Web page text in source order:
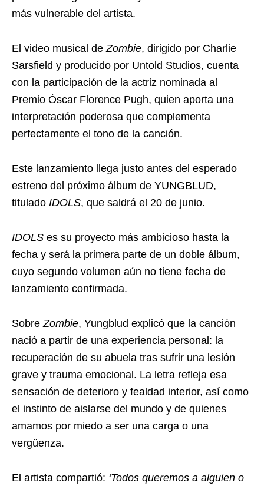
más vulnerable del artista.
El video musical de Zombie, dirigido por Charlie
Sarsfield y producido por Untold Studios, cuenta
con la participación de la actriz nominada al
Premio Óscar Florence Pugh, quien aporta una
interpretación poderosa que complementa
perfectamente el tono de la canción.
Este lanzamiento llega justo antes del esperado
estreno del próximo álbum de YUNGBLUD,
titulado IDOLS, que saldrá el 20 de junio.
IDOLS es su proyecto más ambicioso hasta la
fecha y será la primera parte de un doble álbum,
cuyo segundo volumen aún no tiene fecha de
lanzamiento confirmada.
Sobre Zombie, Yungblud explicó que la canción
nació a partir de una experiencia personal: la
recuperación de su abuela tras sufrir una lesión
grave y trauma emocional. La letra refleja esa
sensación de deterioro y fealdad interior, así como
el instinto de aislarse del mundo y de quienes
amamos por miedo a ser una carga o una
vergüenza.
El artista compartió: ‘Todos queremos a alguien o